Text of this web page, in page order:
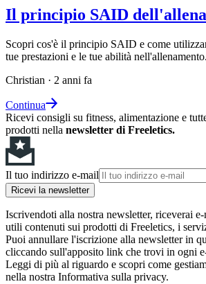
Il principio SAID
Scopri cos'è il principio SAID e come
tue prestazioni e le tue abilità nell'allenamento.
Christian · 2 anni fa
Continua
Ricevi consigli su fitness, alimentazione e
prodotti nella newsletter di Freeletics.
Il tuo indirizzo e-mail
Ricevi la newsletter
Iscrivendoti alla nostra newsletter, riceverai
utili contenuti sui prodotti di Freeletics, i
Puoi annullare l'iscrizione alla newsletter in
cliccando sull'apposito link che trovi in ogni
Leggi di più al riguardo e scopri come
nella nostra Informativa sulla privacy.